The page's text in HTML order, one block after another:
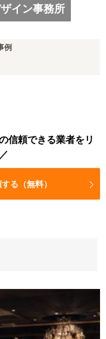
イン事務所
例
信頼できる業者をリ
る（無料）